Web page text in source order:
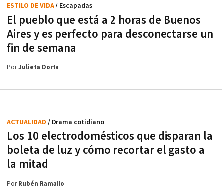
El pueblo que está a 2 horas de Buenos
Aires y es perfecto para desconectarse un
fin de semana
ESTILO DE VIDA/ Escapadas
PorJulieta Dorta
Los 10 electrodomésticos que disparan la
boleta de luz y cómo recortar el gasto a
la mitad
ACTUALIDAD / Drama cotidiano
PorRubén Ramallo